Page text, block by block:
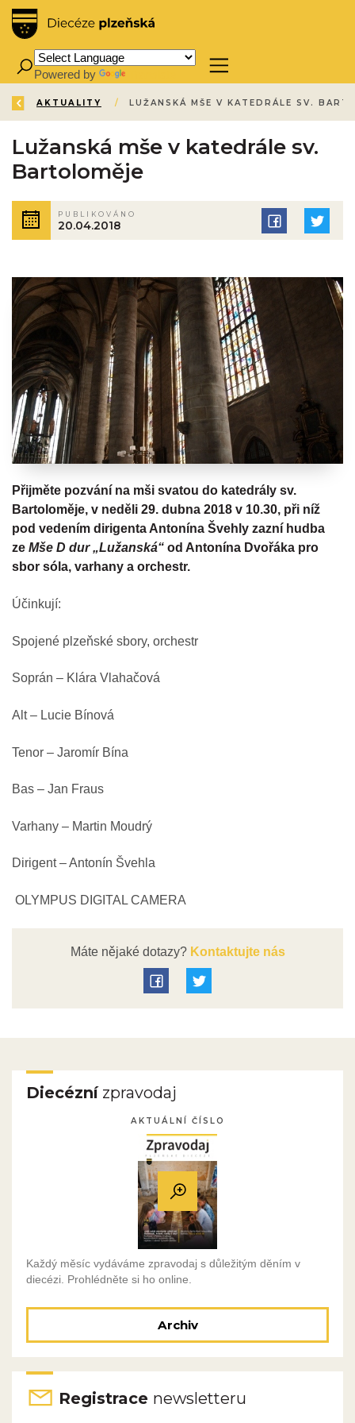
Powered by
ZPĚT
ÚVOD /
AKTUALITY /
Lužanská mše v katedrále sv.
Bartoloměje
PUBLIKOVÁNO
20.04.2018
Přijměte pozvání na mši svatou do katedrály sv.
Bartoloměje, v neděli 29. dubna 2018 v 10.30, při níž
pod vedením dirigenta Antonína Švehly zazní hudba
ze Mše D dur „Lužanská“ od Antonína Dvořáka pro
sbor sóla, varhany a orchestr.
Účinkují:
Spojené plzeňské sbory, orchestr
Soprán – Klára Vlahačová
Alt – Lucie Bínová
Tenor – Jaromír Bína
Bas – Jan Fraus
Varhany – Martin Moudrý
Dirigent – Antonín Švehla
OLYMPUS DIGITAL CAMERA
Máte nějaké dotazy?Kontaktujte nás
Diecéznízpravodaj
AKTUÁLNÍ ČÍSLO
Každý měsíc vydáváme zpravodaj s důležitým děním v
diecézi. Prohlédněte si ho online.
Archiv
Registrace newsletteru